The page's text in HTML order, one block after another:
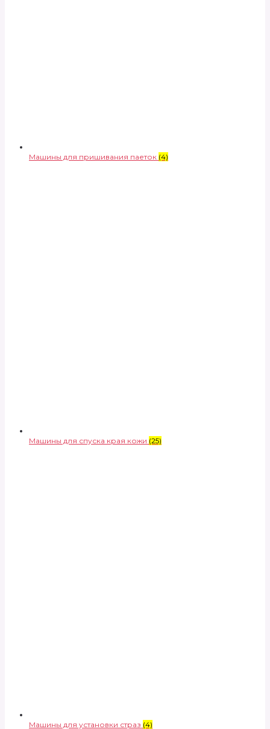
Машины для пришивания паеток (4)
Машины для спуска края кожи (25)
Машины для установки страз (4)